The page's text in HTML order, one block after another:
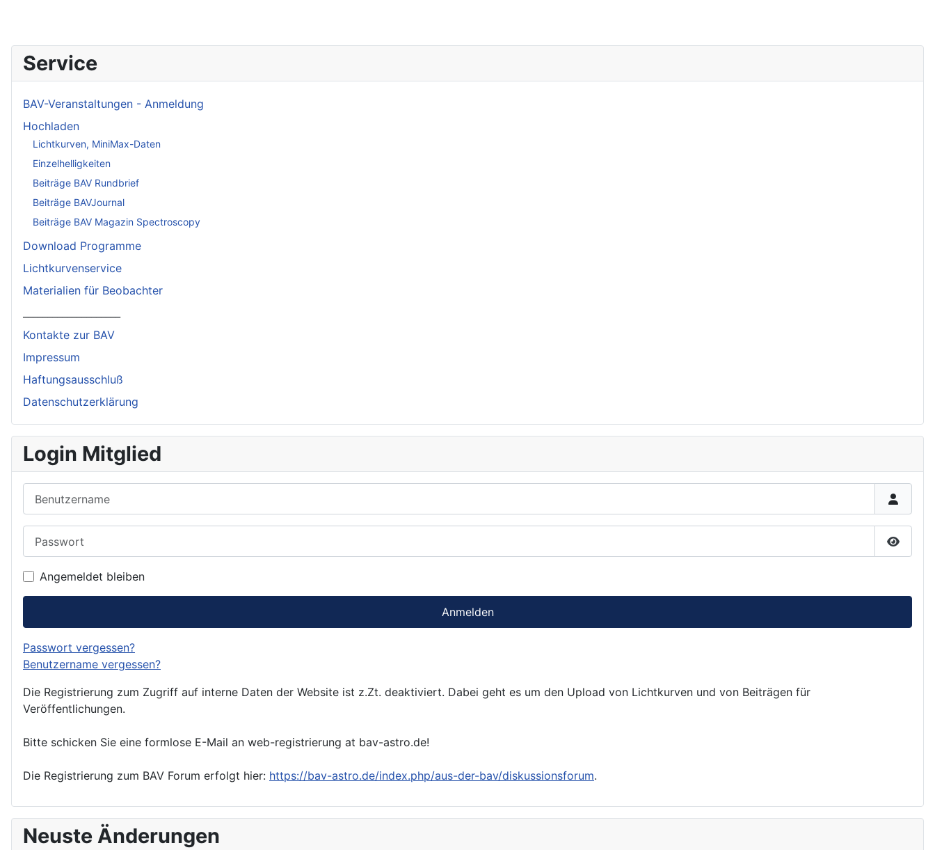
Service
BAV-Veranstaltungen - Anmeldung
Hochladen
Lichtkurven, MiniMax-Daten
Einzelhelligkeiten
Beiträge BAV Rundbrief
Beiträge BAVJournal
Beiträge BAV Magazin Spectroscopy
Download Programme
Lichtkurvenservice
Materialien für Beobachter
Kontakte zur BAV
Impressum
Haftungsausschluß
Datenschutzerklärung
Login Mitglied
Angemeldet bleiben
Anmelden
Passwort vergessen?
Benutzername vergessen?
Die Registrierung zum Zugriff auf interne Daten der Website ist z.Zt. deaktiviert. Dabei geht es um den Upload von Lichtkurven und von Beiträgen für
Veröffentlichungen.
Bitte schicken Sie eine formlose E-Mail an web-registrierung at bav-astro.de!
Die Registrierung zum BAV Forum erfolgt hier: https://bav-astro.de/index.php/aus-der-bav/diskussionsforum.
Neuste Änderungen